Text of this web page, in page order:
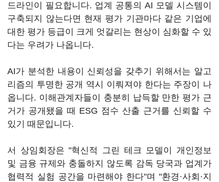
드라인이 필요합니다. 업계 공통의 AI 모델 시스템이
구축되지 않는다면 현재 평가 기관마다 같은 기업에
대한 평가 등급이 크게 엇갈리는 현상이 심화할 수 있
다는 우려가 나옵니다.
AI가 분석한 내용이 신뢰성을 갖추기 위해서는 알고
리즘의 투명한 공개 역시 이뤄져야 한다는 주장이 나
옵니다. 이해관계자들이 충분히 납득할 만한 평가 근
거가 공개됐을 때 ESG 점수 산출 근거를 신뢰할 수
있기 때문입니다.
서 상임회장은 "혁신적 그린 테크 모델이 개인정보
및 금융 규제와 충돌하지 않도록 감독 당국과 업계가
협력적 실험 공간을 마련해야 한다"며 "환경·사회·지